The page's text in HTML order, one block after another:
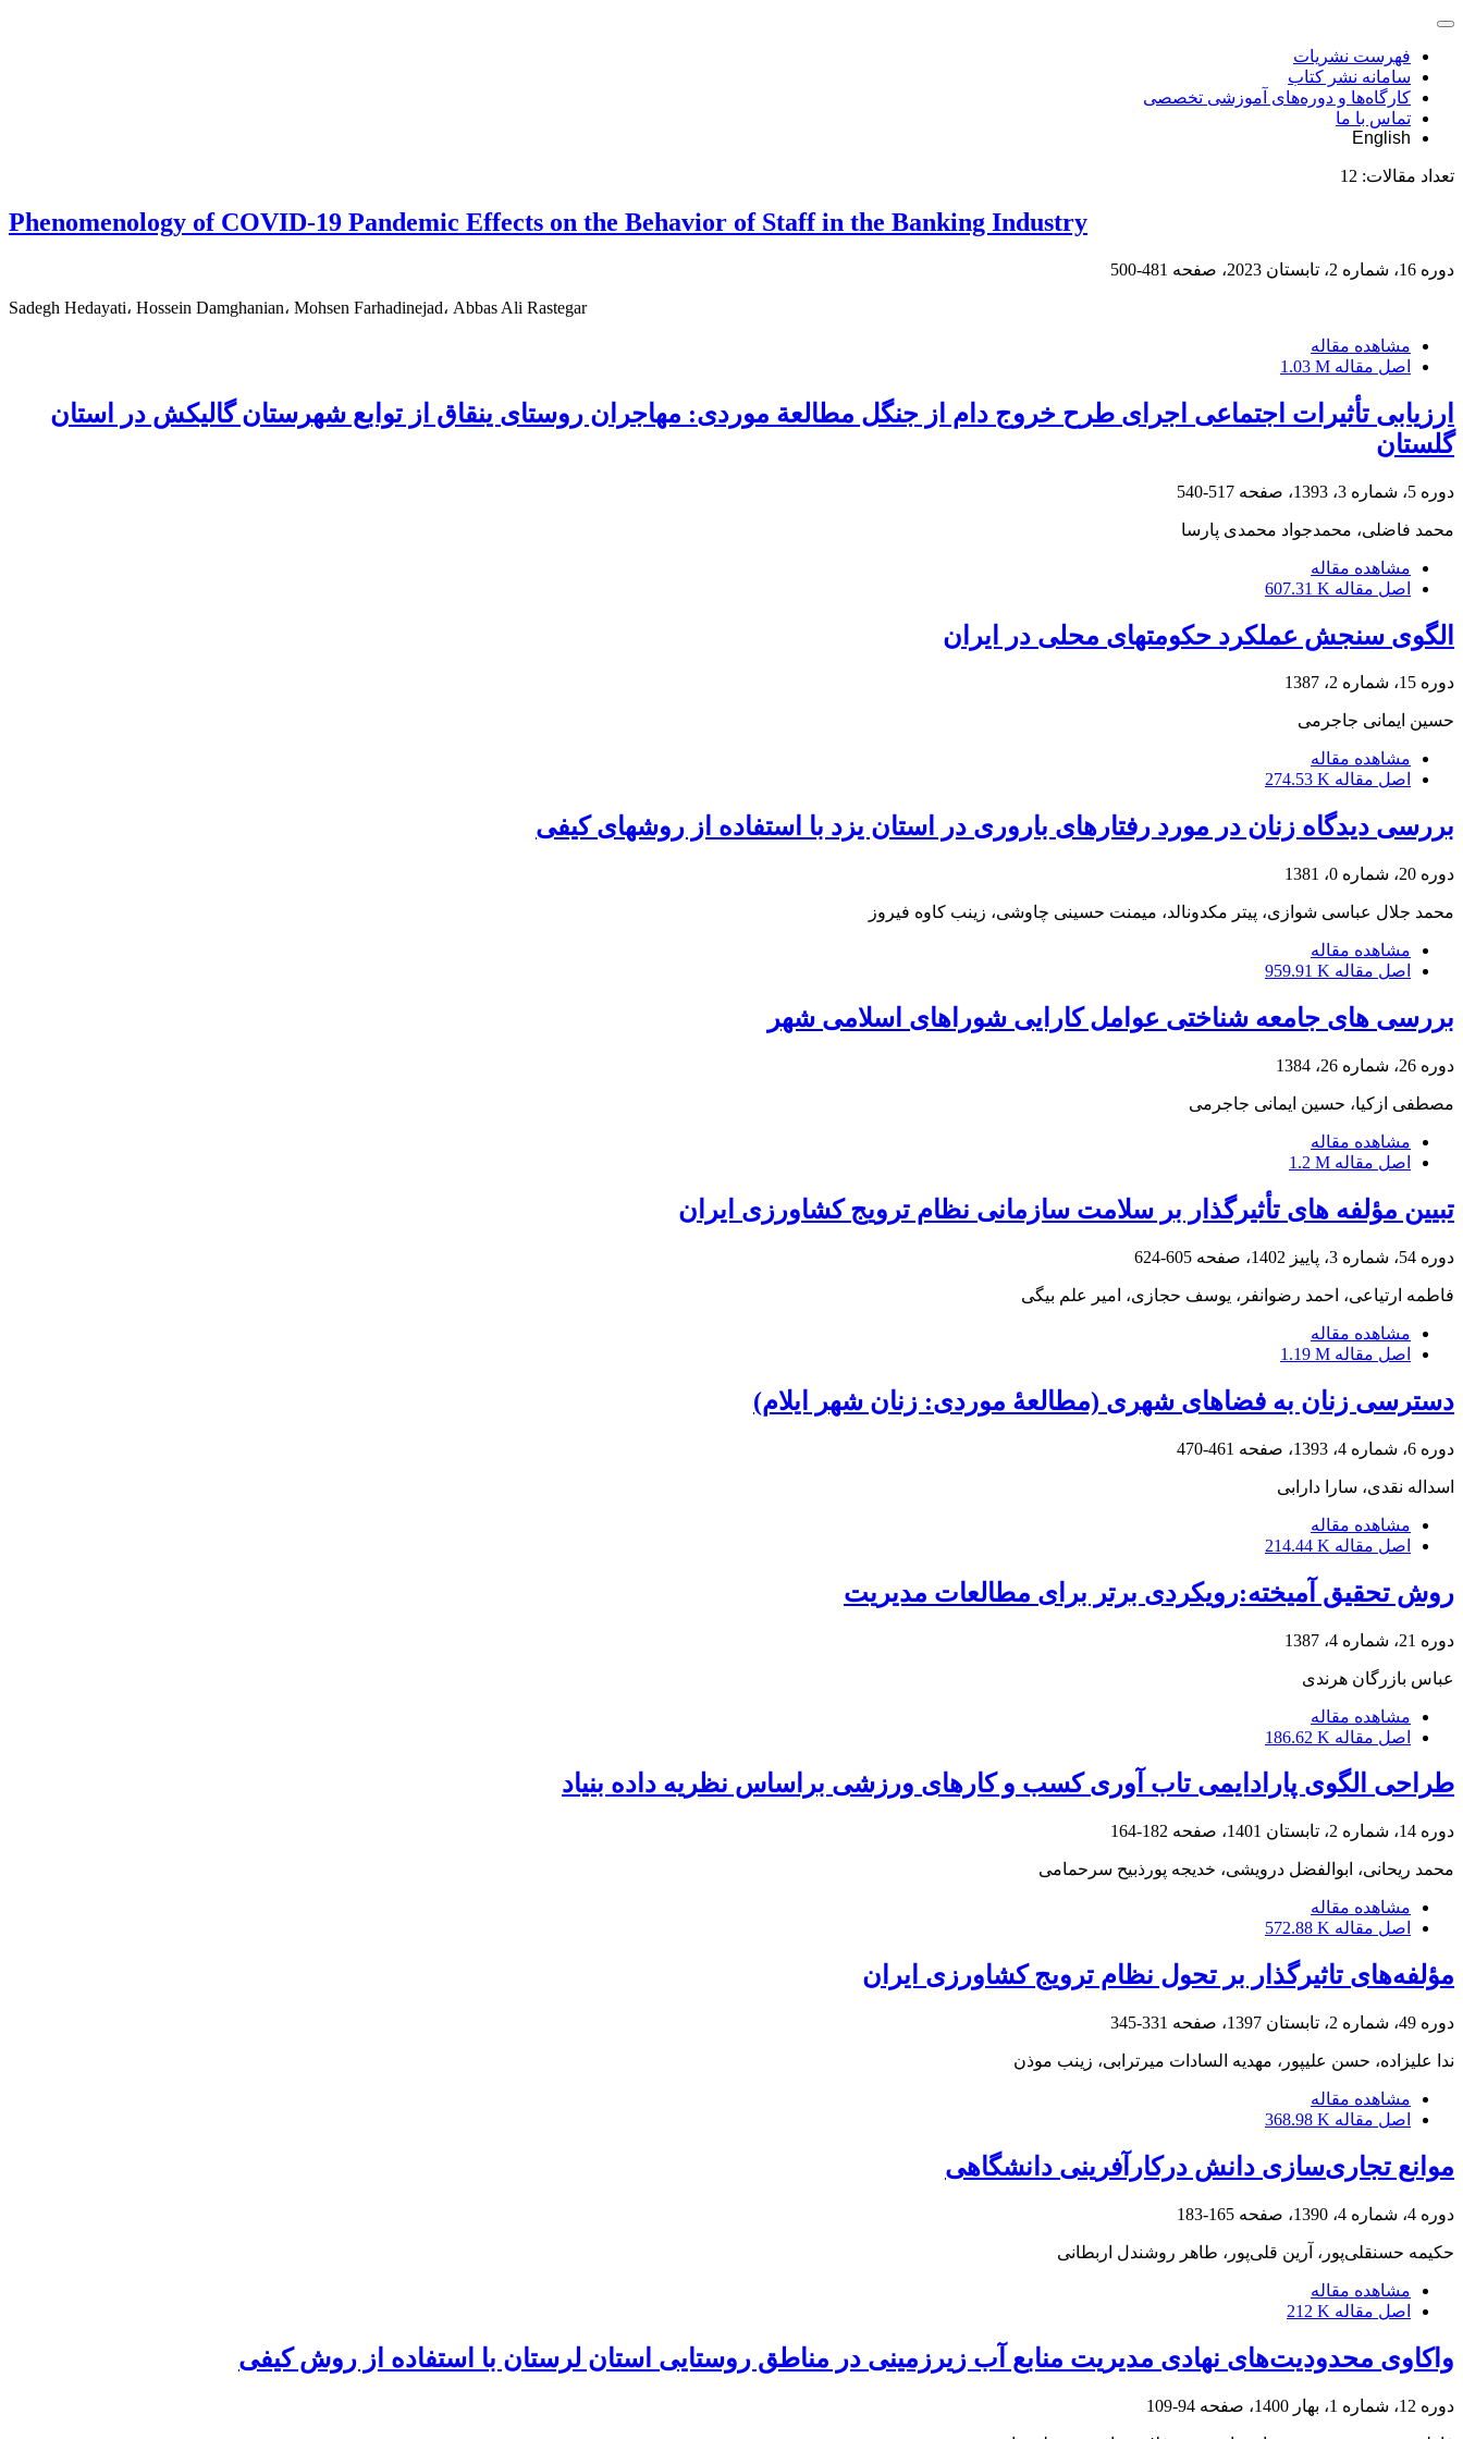
فهرست نشریات
سامانه نشر کتاب
کارگاه‌ها و دوره‌های آموزشی تخصصی
تماس با ما
English
تعداد مقالات: 12
Phenomenology of COVID-19 Pandemic Effects on the Behavior of Staff in the Banking Industry
دوره 16، شماره 2، تابستان 2023، صفحه 481-500
Sadegh Hedayati، Hossein Damghanian، Mohsen Farhadinejad، Abbas Ali Rastegar
مشاهده مقاله
اصل مقاله 1.03 M
ارزیابی تأثیرات اجتماعی اجرای طرح خروج دام از جنگل مطالعة موردی: مهاجران روستای ینقاق از توابع شهرستان گالیکش در استان
گلستان
دوره 5، شماره 3، 1393، صفحه 517-540
محمد فاضلی، محمدجواد محمدی پارسا
مشاهده مقاله
اصل مقاله 607.31 K
الگوی سنجش عملکرد حکومت‏های محلی در ایران
دوره 15، شماره 2، 1387
حسین ایمانی جاجرمی
مشاهده مقاله
اصل مقاله 274.53 K
بررسی دیدگاه زنان در مورد رفتارهای باروری در استان یزد با استفاده از روشهای کیفی
دوره 20، شماره 0، 1381
محمد جلال عباسی شوازی، پیتر مکدونالد، میمنت حسینی چاوشی، زینب کاوه فیروز
مشاهده مقاله
اصل مقاله 959.91 K
بررسی های جامعه شناختی عوامل کارایی شوراهای اسلامی شهر
دوره 26، شماره 26، 1384
مصطفی ازکیا، حسین ایمانی جاجرمی
مشاهده مقاله
اصل مقاله 1.2 M
تبیین مؤلفه های تأثیرگذار بر سلامت سازمانی نظام ترویج کشاورزی ایران
دوره 54، شماره 3، پاییز 1402، صفحه 605-624
فاطمه ارتیاعی، احمد رضوانفر، یوسف حجازی، امیر علم بیگی
مشاهده مقاله
اصل مقاله 1.19 M
دسترسی زنان به فضاهای شهری (مطالعۀ موردی: زنان شهر ایلام)
دوره 6، شماره 4، 1393، صفحه 461-470
اسداله نقدی، سارا دارابی
مشاهده مقاله
اصل مقاله 214.44 K
روش تحقیق آمیخته:رویکردی برتر برای مطالعات مدیریت
دوره 21، شماره 4، 1387
عباس بازرگان هرندی
مشاهده مقاله
اصل مقاله 186.62 K
طراحی الگوی پارادایمی تاب آوری کسب و کارهای ورزشی براساس نظریه داده بنیاد
دوره 14، شماره 2، تابستان 1401، صفحه 182-164
محمد ریحانی، ابوالفضل درویشی، خدیجه پورذبیح سرحمامی
مشاهده مقاله
اصل مقاله 572.88 K
مؤلفه‌های تاثیرگذار بر تحول نظام ترویج کشاورزی ایران
دوره 49، شماره 2، تابستان 1397، صفحه 331-345
ندا علیزاده، حسن علیپور، مهدیه السادات میرترابی، زینب موذن
مشاهده مقاله
اصل مقاله 368.98 K
موانع تجاری‌سازی دانش درکارآفرینی دانشگاهی
دوره 4، شماره 4، 1390، صفحه 165-183
حکیمه حسنقلی‌پور، آرین قلی‌پور، طاهر روشندل اربطانی
مشاهده مقاله
اصل مقاله 212 K
واکاوی محدودیت‌های نهادی مدیریت منابع آب زیرزمینی در مناطق روستایی استان لرستان با استفاده از روش کیفی
دوره 12، شماره 1، بهار 1400، صفحه 94-109